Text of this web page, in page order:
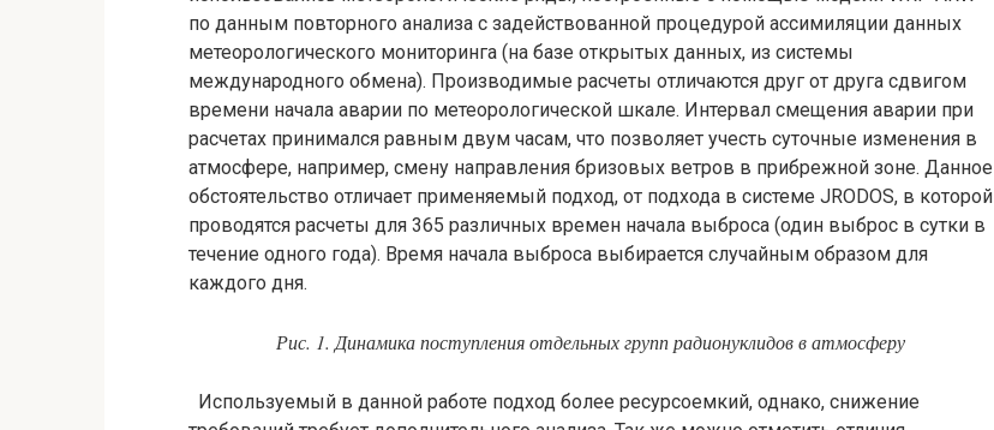
по данным повторного анализа с задействованной процедурой ассимиляции данных
метеорологического мониторинга (на базе открытых данных, из системы
международного обмена). Производимые расчеты отличаются друг от друга сдвигом
времени начала аварии по метеорологической шкале. Интервал смещения аварии при
расчетах принимался равным двум часам, что позволяет учесть суточные изменения в
атмосфере, например, смену направления бризовых ветров в прибрежной зоне. Данное
обстоятельство отличает применяемый подход, от подхода в системе JRODOS, в которой
проводятся расчеты для 365 различных времен начала выброса (один выброс в сутки в
течение одного года). Время начала выброса выбирается случайным образом для
каждого дня.
Рис. 1. Динамика поступления отдельных групп радионуклидов в атмосферу
Используемый в данной работе подход более ресурсоемкий, однако, снижение